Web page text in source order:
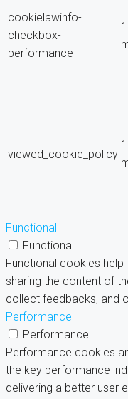
cookielawinfo-
checkbox-
performance
viewed_cookie_policy
Functional
Functional
Functional cookies
sharing the content of
collect feedbacks, and
Performance
Performance
Performance cookies
the key performance
delivering a better user